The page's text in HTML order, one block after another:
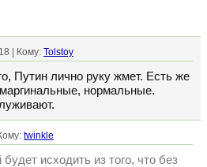
| Кому: Tolstoy
Путин лично руку жмет. Есть же
нормальные.
twinkle
исходить из того, что без